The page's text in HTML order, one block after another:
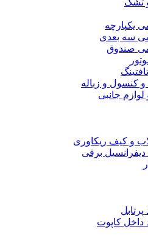
یکپارچه
سه بعدی
صندوق
و زباله
لوازم جانبی
و کیف ریکاوری
برقی
داخل کاپوت